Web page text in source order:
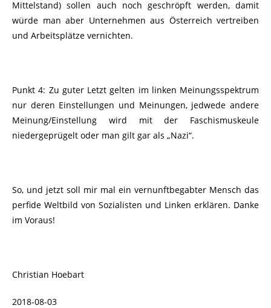
Mittelstand) sollen auch noch geschröpft werden, damit
würde man aber Unternehmen aus Österreich vertreiben
und Arbeitsplätze vernichten.
Punkt 4: Zu guter Letzt gelten im linken Meinungsspektrum
nur deren Einstellungen und Meinungen, jedwede andere
Meinung/Einstellung wird mit der Faschismuskeule
niedergeprügelt oder man gilt gar als „Nazi“.
So, und jetzt soll mir mal ein vernunftbegabter Mensch das
perfide Weltbild von Sozialisten und Linken erklären. Danke
im Voraus!
Christian Hoebart
2018-08-03